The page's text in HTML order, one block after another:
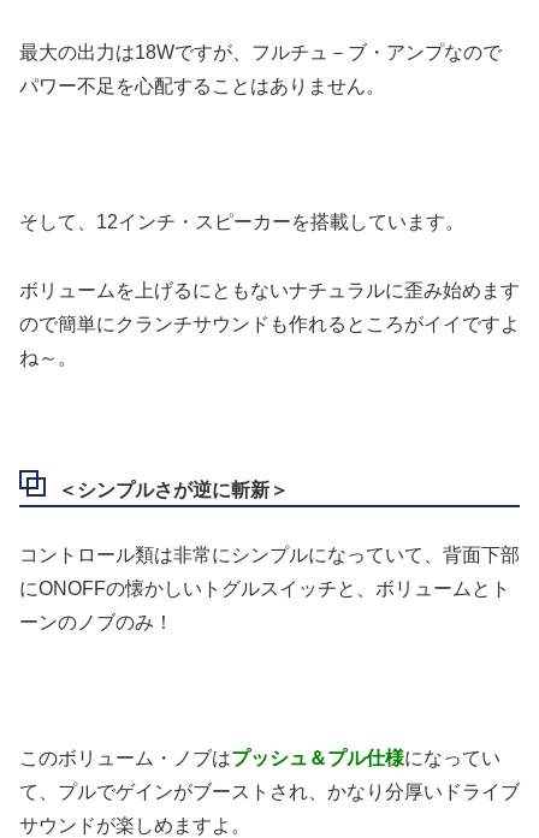
最大の出力は18Wですが、フルチュ－ブ・アンプなので
パワー不足を心配することはありません。
そして、12インチ・スピーカーを搭載しています。
ボリュームを上げるにともないナチュラルに歪み始めます
ので簡単にクランチサウンドも作れるところがイイですよ
ね～。
＜シンプルさが逆に斬新＞
コントロール類は非常にシンプルになっていて、背面下部
にONOFFの懐かしいトグルスイッチと、ボリュームとト
ーンのノブのみ！
このボリューム・ノブはプッシュ＆プル仕様になってい
て、プルでゲインがブーストされ、かなり分厚いドライブ
サウンドが楽しめますよ。